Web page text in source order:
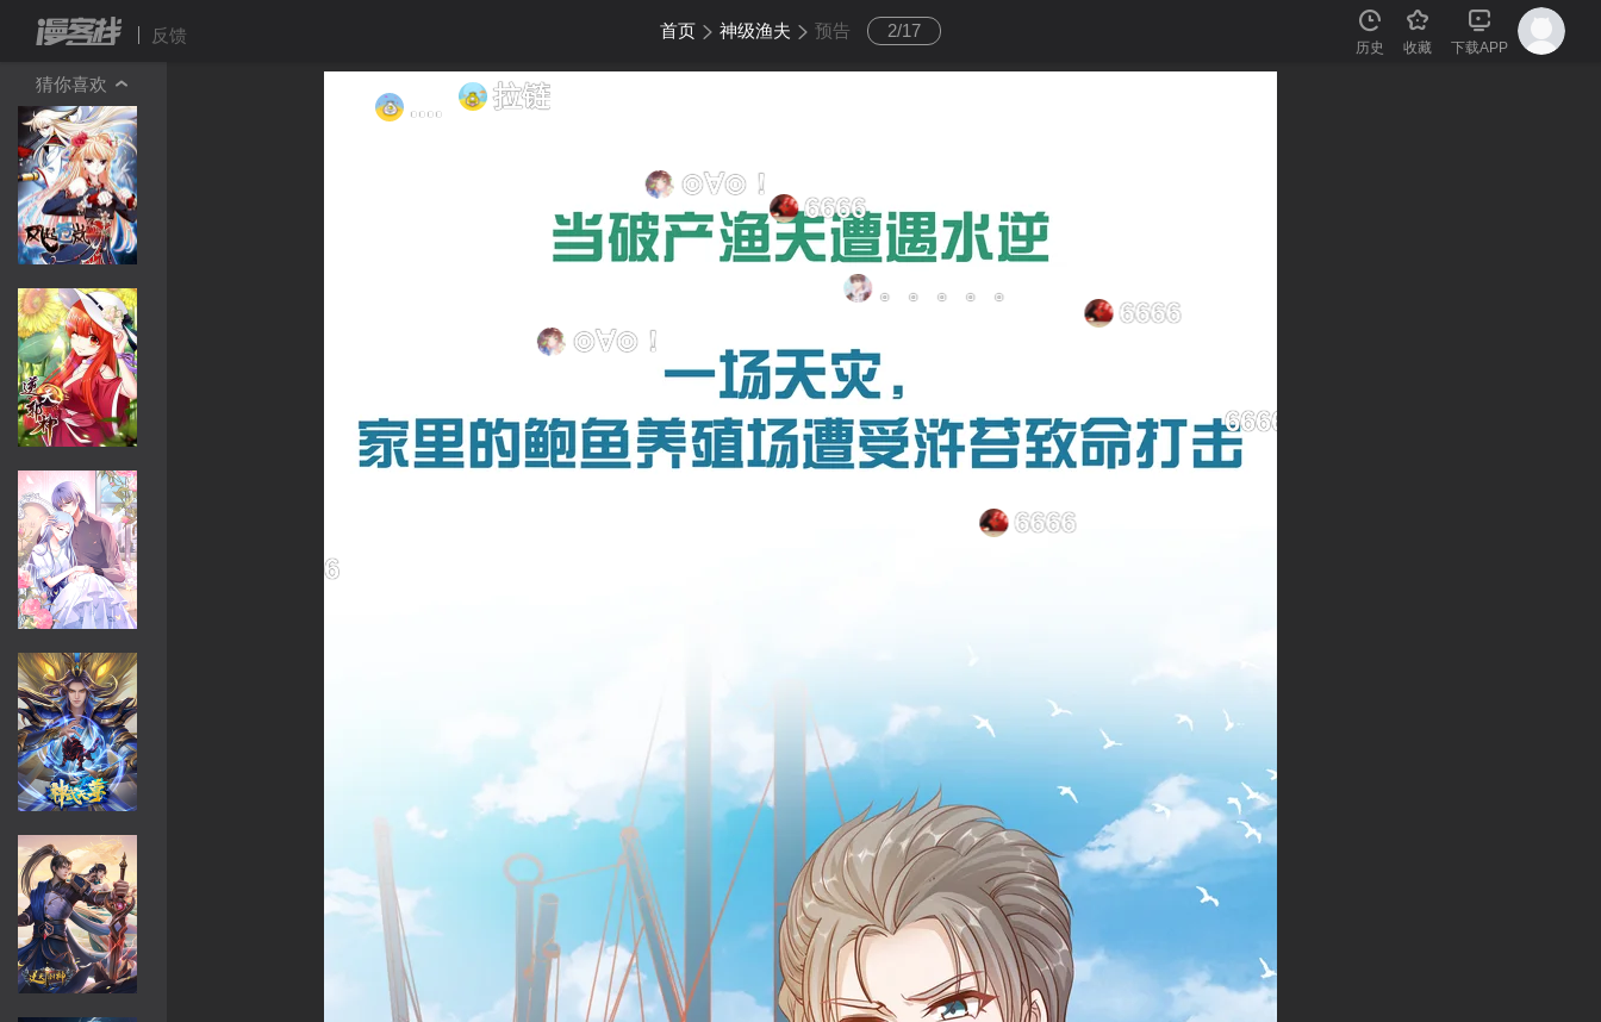
反馈 首页 神级渔夫 预告 2/17
历史 收藏 下载APP
拉链
6666
6666
6666
猜你喜欢 